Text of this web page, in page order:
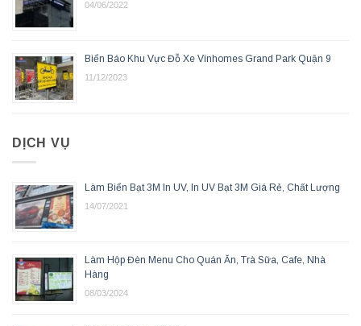
04/06/2022
Biển Báo Khu Vực Đỗ Xe Vinhomes Grand Park Quận 9
11/12/2023
DỊCH VỤ
Làm Biển Bạt 3M In UV, In UV Bạt 3M Giá Rẻ, Chất Lượng
14/07/2021
Làm Hộp Đèn Menu Cho Quán Ăn, Trà Sữa, Cafe, Nhà
Hàng
08/03/2024